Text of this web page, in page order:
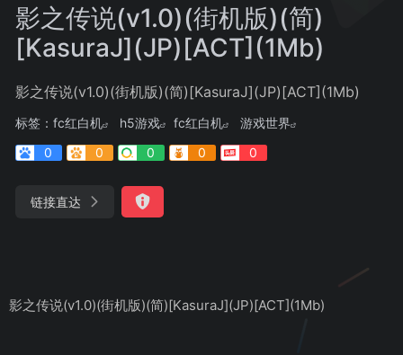
影之传说(v1.0)(街机版)(简)
[KasuraJ](JP)[ACT](1Mb)
影之传说(v1.0)(街机版)(简)[KasuraJ](JP)[ACT](1Mb)
标签： fc红白机 h5游戏 fc红白机
游戏世界
0
0 0 0 0
链接直达
影之传说(v1.0)(街机版)(简)[KasuraJ](JP)[ACT](1Mb)